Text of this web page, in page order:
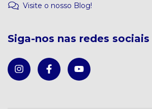
Visite o nosso Blog!
Siga-nos nas redes sociais